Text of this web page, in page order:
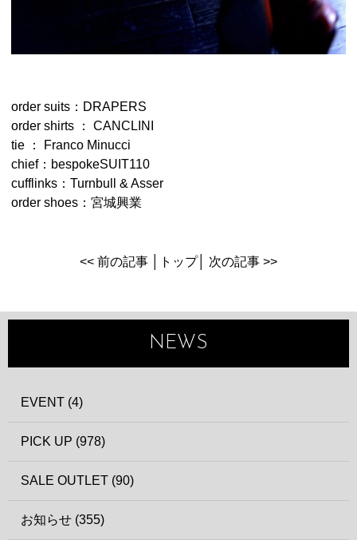
order suits：DRAPERS
order shirts ： CANCLINI
tie ： Franco Minucci
chief：bespokeSUIT110
cufflinks：Turnbull & Asser
order shoes：宮城興業
<< 前の記事 トップ│ 次の記事 >>
NEWS
EVENT (4)
PICK UP (978)
SALE OUTLET (90)
お知らせ (355)